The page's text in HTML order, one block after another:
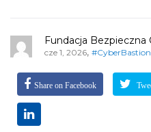
Fundacja Bezpieczna
cze 1, 2026, #CyberBastion
Share on Facebook